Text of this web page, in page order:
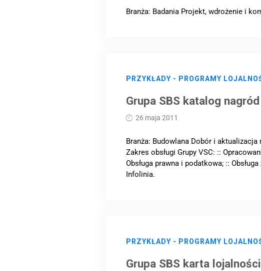
Branża: Badania Projekt, wdrożenie i
PRZYKŁADY - PROGRAMY
Grupa SBS katalog
26 maja 2011
Branża: Budowlana Dobór i
Zakres obsługi Grupy VSC: ::
Obsługa prawna i podatkowa; ::
Infolinia.
PRZYKŁADY - PROGRAMY
Grupa SBS karta